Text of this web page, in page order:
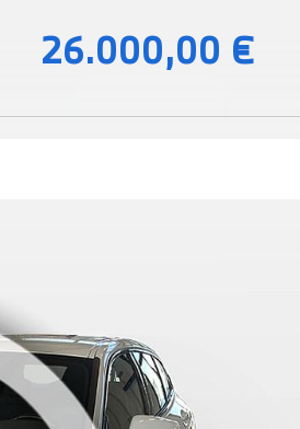
26.000,00 €